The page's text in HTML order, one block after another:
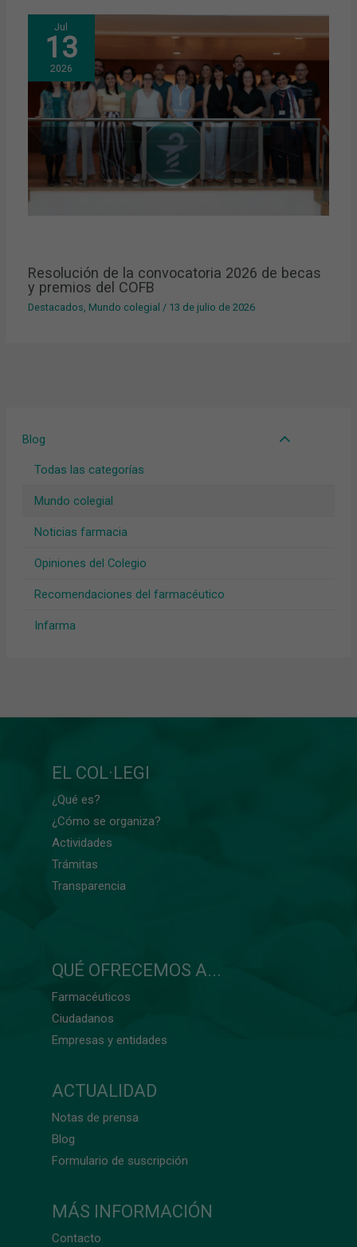
Blog
Todas las categorías
Mundo colegial
Noticias farmacia
Opiniones del Colegio
Recomendaciones del farmacéutico
Infarma
Jul
13
2026
Resolución de la convocatoria 2026 de becas
y premios del COFB
Destacados, Mundo colegial / 13 de julio de 2026
EL COL·LEGI
¿Qué es?
¿Cómo se organiza?
Actividades
Trámitas
Transparencia
QUÉ OFRECEMOS A...
Farmacéuticos
Ciudadanos
Empresas y entidades
ACTUALIDAD
Notas de prensa
Blog
Formulario de suscripción
MÁS INFORMACIÓN
Contacto